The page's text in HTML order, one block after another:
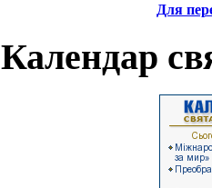
Для
Календар